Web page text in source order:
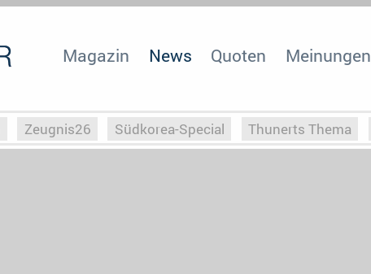
Magazin News Quoten Meinungen
Zeugnis26 Südkorea-Special Thunerts Thema